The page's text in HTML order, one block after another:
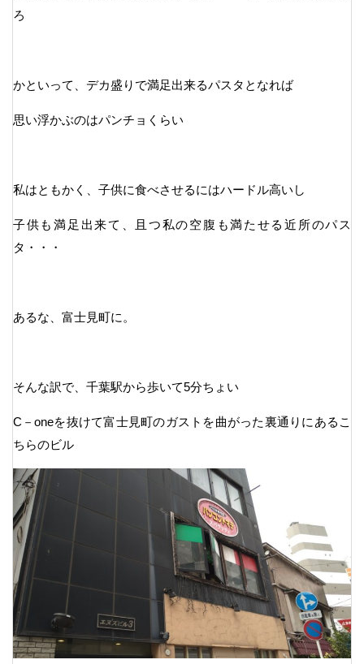
ろ
かといって、デカ盛りで満足出来るパスタとなれば
思い浮かぶのはパンチョくらい
私はともかく、子供に食べさせるにはハードル高いし
子供も満足出来て、且つ私の空腹も満たせる近所のパス
タ・・・
あるな、富士見町に。
そんな訳で、千葉駅から歩いて5分ちょい
C－oneを抜けて富士見町のガストを曲がった裏通りにあるこ
ちらのビル